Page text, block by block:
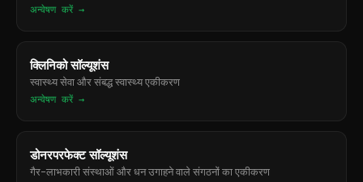
अन्वेषण करें →
क्लिनिको सॉल्यूशंस
स्वास्थ्य सेवा और संबद्ध स्वास्थ्य एकीकरण
अन्वेषण करें →
डोनरपरफेक्ट सॉल्यूशंस
गैर-लाभकारी संस्थाओं और धन उगाहने वाले संगठनों का एकीकरण